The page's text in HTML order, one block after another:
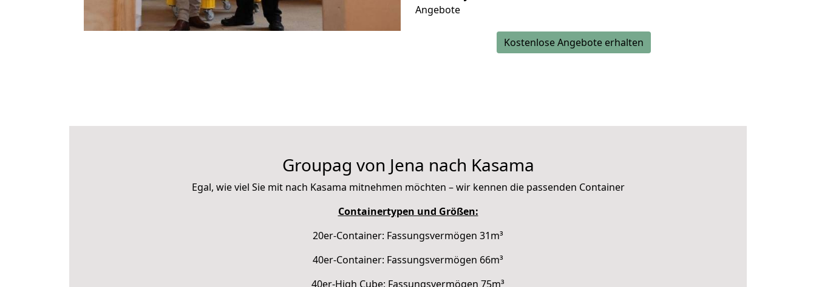
Angebote
Kostenlose Angebote erhalten
Groupag von Jena nach Kasama
Egal, wie viel Sie mit nach Kasama mitnehmen möchten – wir kennen die passenden Container
Containertypen und Größen:
20er-Container: Fassungsvermögen 31m³
40er-Container: Fassungsvermögen 66m³
40er-High Cube: Fassungsvermögen 75m³